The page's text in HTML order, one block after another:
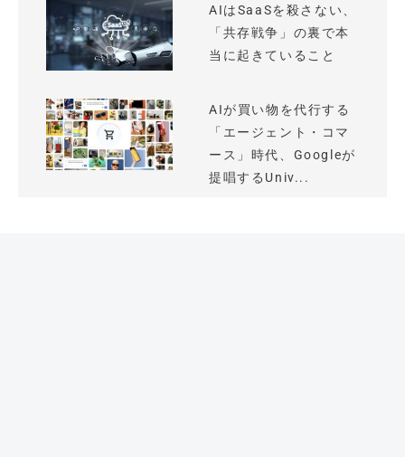
AIはSaaSを殺さない、
「共存戦争」の裏で本
当に起きていること
AIが買い物を代行する
「エージェント・コマ
ース」時代、Googleが
提唱するUniv...